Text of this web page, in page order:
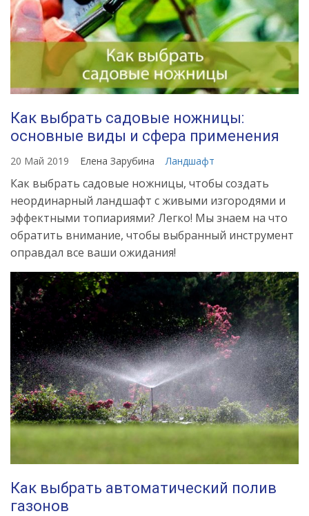
Как выбрать садовые ножницы:
основные виды и сфера применения
20 Май 2019 Елена Зарубина Ландшафт
Как выбрать садовые ножницы, чтобы создать
неординарный ландшафт с живыми изгородями и
эффектными топиариями? Легко! Мы знаем на что
обратить внимание, чтобы выбранный инструмент
оправдал все ваши ожидания!
Как выбрать автоматический полив
газонов